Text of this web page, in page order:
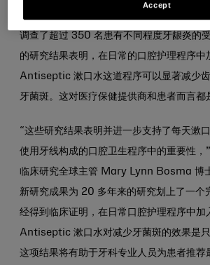
调查了超过 350 名患有不同程度牙龈炎的
的研究结果表明，在日常的口腔护理程序
Antiseptic 漱口水这道程序可以显著减少
牙菌斑。这对医疗保健提供商和患者而言都
“这些研究结果表明并进一步支持了每天漱
使用牙线构成的口腔卫生程序中的重要性
临床研究全球主管 Mary Lynn Bosma 博
新研究成果为 20 多年来的研究划上了一个
经得到临床证明，在日常口腔护理程序中
Antiseptic 漱口水对减少牙菌斑的效果是只
这项结果将有助于牙科专业人员为患者推荐
Accept